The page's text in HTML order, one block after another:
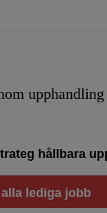
hållbara
lediga jobb